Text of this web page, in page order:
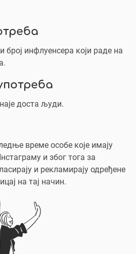
број инфлуенсера који раде на
доста људи.
време особе које имају
и због тога за
и рекламирају одређене
на тај начин.